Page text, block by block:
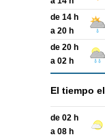
de 14 h
a 20 h
de 20 h
a 02 h
El tiempo el
de 02 h
a 08 h